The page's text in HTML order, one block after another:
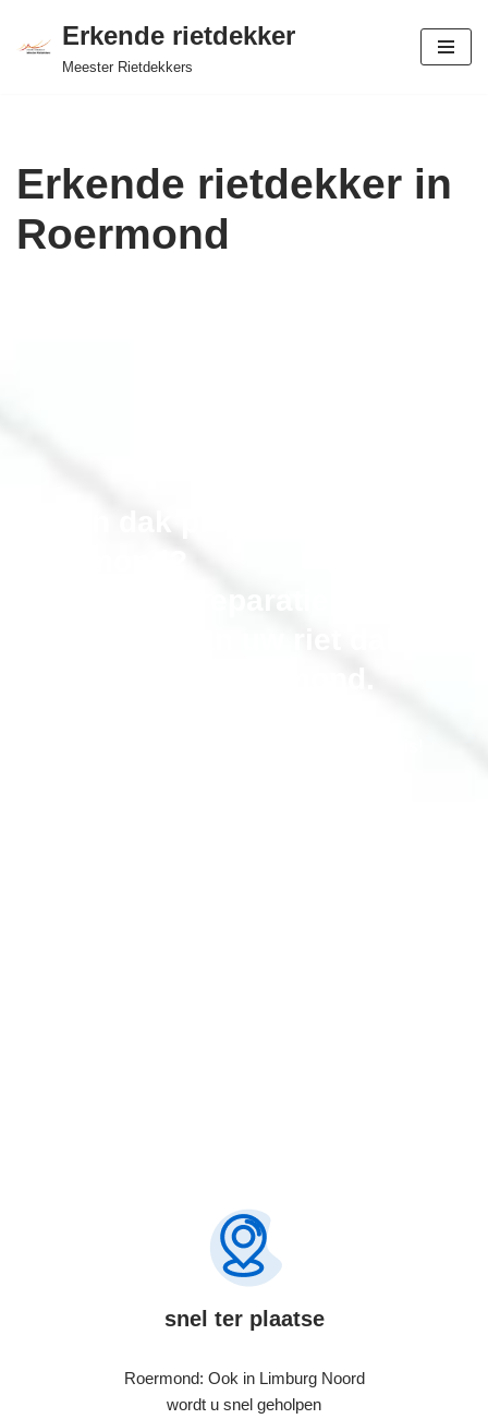
Ga
Erkende rietdekker
Meester Rietdekkers
Erkende rietdekker in
Roermond
snel ter plaatse
Roermond: Ook in Limburg Noord
wordt u snel geholpen